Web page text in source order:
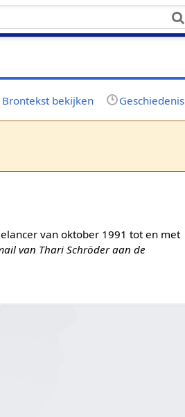
Brontekst bekijken Geschiedenis
van oktober 1991 tot en met
van Thari Schröder aan de